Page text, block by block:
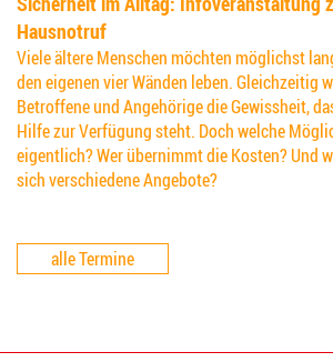
Hausnotruf
Viele ältere Menschen möchten möglichst
den eigenen vier Wänden leben. Gleichzeitig
Betroffene und Angehörige die Gewissheit,
Hilfe zur Verfügung steht. Doch welche
eigentlich? Wer übernimmt die Kosten? Und
sich verschiedene Angebote?
alle Termine